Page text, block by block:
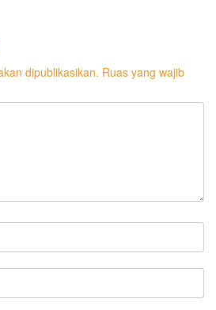
dipublikasikan. Ruas yang wajib